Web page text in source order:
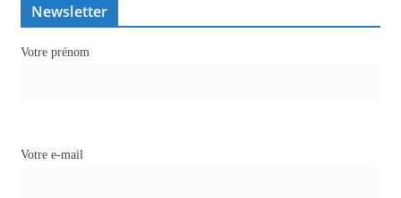
Newsletter
Votre prénom
Votre e-mail